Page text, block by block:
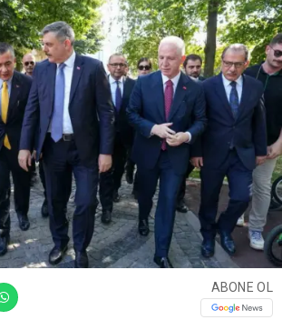
ABONE OL